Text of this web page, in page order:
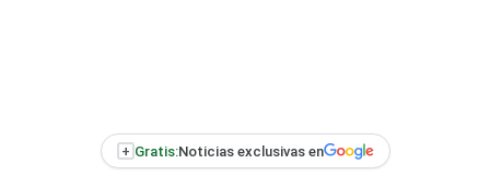
+ Gratis:Noticias exclusivas en